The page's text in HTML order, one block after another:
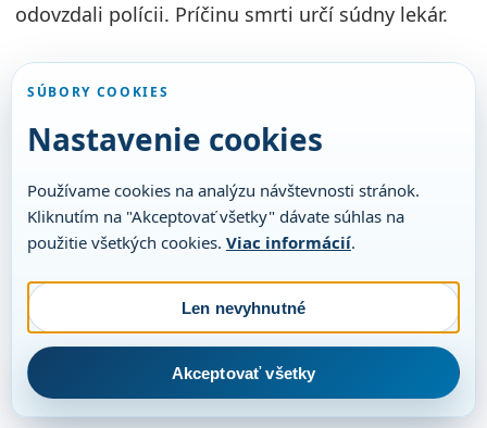
odovzdali polícii. Príčinu smrti určí súdny lekár.
SÚBORY COOKIES
Nastavenie cookies
Používame cookies na analýzu návštevnosti stránok.
Kliknutím na "Akceptovať všetky" dávate súhlas na
použitie všetkých cookies. Viac informácií.
Len nevyhnutné
Akceptovať všetky